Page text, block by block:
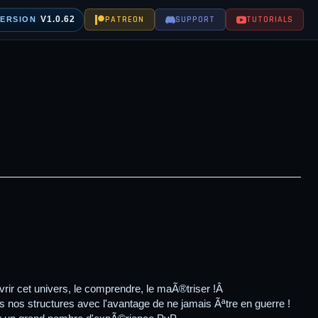
V1.0.62 PATREON SUPPORT TUTORIALS
cet univers, le comprendre, le maÃ®triser !Â
structures avec l'avantage de ne jamais Ãªtre en guerre !